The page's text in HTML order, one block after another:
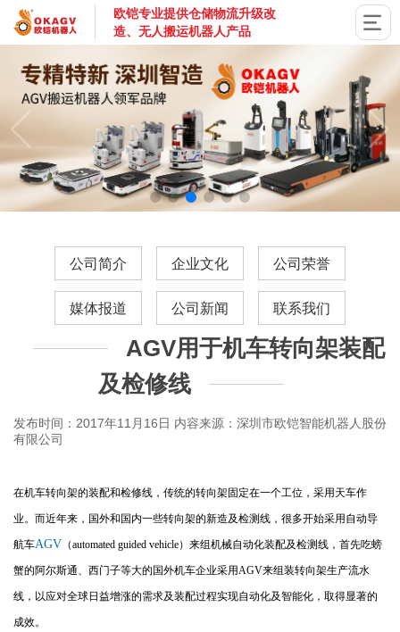
欧铠专业提供仓储物流升级改
造、无人搬运机器人产品
公司简介 企业文化 公司荣誉
媒体报道 公司新闻 联系我们
AGV用于机车转向架装配
及检修线
发布时间：2017年11月16日 内容来源：深圳市欧铠智能机器人股份
有限公司
在机车转向架的装配和检修线，传统的转向架固定在一个工位，采用天车作
业。而近年来，国外和国内一些转向架的新造及检测线，很多开始采用自动导
航车AGV （automated guided vehicle）来组机械自动化装配及检测线，首先吃螃
蟹的阿尔斯通、西门子等大的国外机车企业采用AGV来组装转向架生产流水
线，以应对全球日益增涨的需求及装配过程实现自动化及智能化，取得显著的
成效。